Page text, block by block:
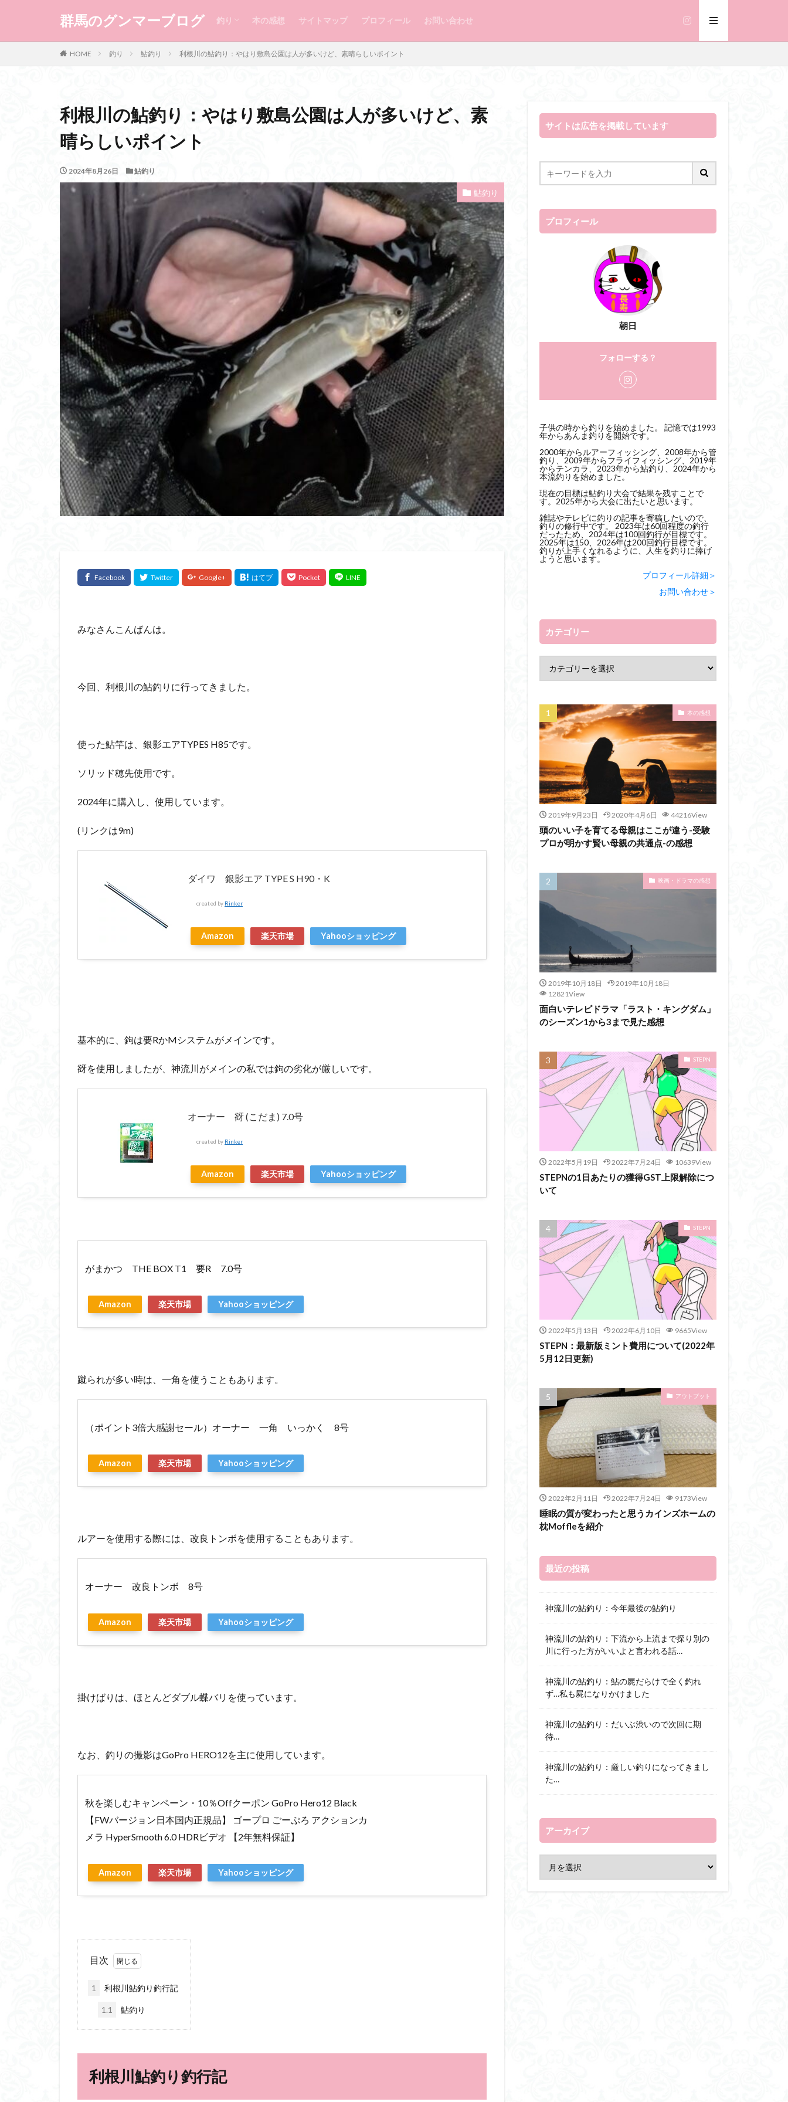
群馬のグンマーブログ 釣り
渓流釣り
本流釣り
鮎釣り
本の感想 サイトマップ プロフィール お問い合わせ
HOME 釣り 鮎釣り 利根川の鮎釣り：やはり敷島公園は人が多いけど、素晴らしいポイント
利根川の鮎釣り：やはり敷島公園は人が多いけど、素
晴らしいポイント
2024年8月26日 鮎釣り
鮎釣り
みなさんこんばんは。
今回、利根川の鮎釣りに行ってきました。
使った鮎竿は、銀影エアTYPES H85です。
ソリッド穂先使用です。
2024年に購入し、使用しています。
(リンクは9m)
ダイワ 銀影エア TYPE S H90・K
created by Rinker
Amazon 楽天市場 Yahooショッピング
基本的に、鉤は要RかMシステムがメインです。
谺を使用しましたが、神流川がメインの私では鉤の劣化が厳しいです。
オーナー 谺 (こだま) 7.0号
created by Rinker
Amazon 楽天市場 Yahooショッピング
がまかつ THE BOX T1 要R 7.0号
Amazon 楽天市場 Yahooショッピング
蹴られが多い時は、一角を使うこともあります。
（ポイント3倍大感謝セール）オーナー 一角 いっかく 8号
Amazon 楽天市場 Yahooショッピング
ルアーを使用する際には、改良トンボを使用することもあります。
オーナー 改良トンボ 8号
Amazon 楽天市場 Yahooショッピング
掛けばりは、ほとんどダブル蝶バリを使っています。
なお、釣りの撮影はGoPro HERO12を主に使用しています。
秋を楽しむキャンペーン・10％Offクーポン GoPro Hero12 Black
【FWバージョン日本国内正規品】 ゴープロ ごーぷろ アクションカ
メラ HyperSmooth 6.0 HDRビデオ 【2年無料保証】
Amazon 楽天市場 Yahooショッピング
目次
1 利根川鮎釣り釣行記
1.1 鮎釣り
利根川鮎釣り釣行記
サイトは広告を掲載しています
プロフィール
朝日
フォローする？
子供の時から釣りを始めました。 記憶では1993
年からあんま釣りを開始です。
2000年からルアーフィッシング、2008年から管
釣り、2009年からフライフィッシング、2019年
からテンカラ、2023年から鮎釣り、2024年から
本流釣りを始めました。
現在の目標は鮎釣り大会で結果を残すことで
す。2025年から大会に出たいと思います。
雑誌やテレビに釣りの記事を寄稿したいので、
釣りの修行中です。 2023年は60回程度の釣行
だったため、2024年は100回釣行が目標です。
2025年は150、2026年は200回釣行目標です。
釣りが上手くなれるように、人生を釣りに捧げ
ようと思います。
プロフィール詳細＞
お問い合わせ＞
カテゴリー
本の感想
2019年9月23日 2020年4月6日 44216View
頭のいい子を育てる母親はここが違う-受験
プロが明かす賢い母親の共通点-の感想
映画・ドラマの感想
2019年10月18日
2019年10月18日
12821View
面白いテレビドラマ「ラスト・キングダム」
のシーズン1から3まで見た感想
STEPN
2022年5月19日 2022年7月24日 10639View
STEPNの1日あたりの獲得GST上限解除につ
いて
STEPN
2022年5月13日 2022年6月10日 9665View
STEPN：最新版ミント費用について(2022年
5月12日更新)
アウトプット
2022年2月11日 2022年7月24日 9173View
睡眠の質が変わったと思うカインズホームの
枕Moffleを紹介
最近の投稿
神流川の鮎釣り：今年最後の鮎釣り
神流川の鮎釣り：下流から上流まで探り別の
川に行った方がいいよと言われる話…
神流川の鮎釣り：鮎の屍だらけで全く釣れ
ず…私も屍になりかけました
神流川の鮎釣り：だいぶ渋いので次回に期
待…
神流川の鮎釣り：厳しい釣りになってきまし
た…
アーカイブ